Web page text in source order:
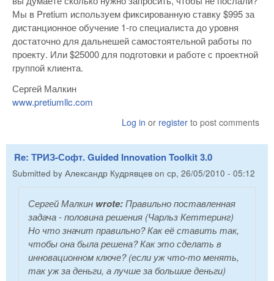
Мы в Pretium используем фиксированную ставку $995 за
дистанционное обучение 1-го специалиста до уровня
достаточно для дальнешей самостоятельной работы по
проекту. Или $25000 для подготовки и работе с проектной
группой клиента.
Сергей Малкин
www.pretiumllc.com
Log in or register to post comments
Re: ТРИЗ-Софт. Guided Innovation Toolkit 3.0
Submitted by Александр Кудрявцев on ср, 26/05/2010 - 05:12
Сергей Малкин wrote:Правильно поставленная
задача - половина решения (Чарльз Кеттеринг)
Но что значит правильно? Как её ставить так,
чтобы она была решена? Как это сделать в
инновационном ключе? (если уж что-то менять,
так уж за деньги, а лучше за большие деньги)